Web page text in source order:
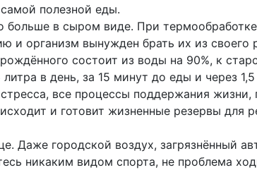
полезной еды.
в сыром виде. При
и организм вынужден брать их из своего
состоит из воды на 90%, к
в день, за 15 минут до еды и через
все процессы поддержания
и готовит жизненные резервы
Даже городской воздух, загрязнённый
никаким видом спорта, не проблема